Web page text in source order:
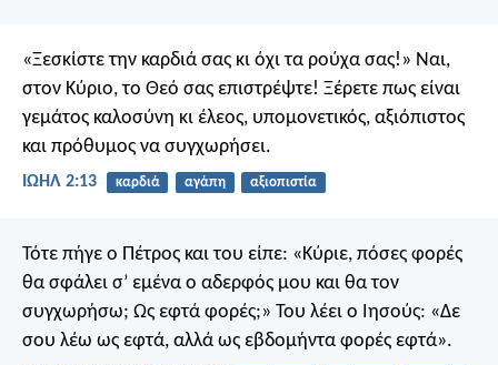
«Ξεσκίστε την καρδιά σας κι όχι τα ρούχα σας!» Ναι,
στον Κύριο, το Θεό σας επιστρέψτε! Ξέρετε πως είναι
γεμάτος καλοσύνη κι έλεος, υπομονετικός, αξιόπιστος
και πρόθυμος να συγχωρήσει.
ΙΩΗΛ 2:13 καρδιά αγάπη αξιοπιστία
Τότε πήγε ο Πέτρος και του είπε: «Κύριε, πόσες φορές
θα σφάλει σ’ εμένα ο αδερφός μου και θα τον
συγχωρήσω; Ως εφτά φορές;» Του λέει ο Ιησούς: «Δε
σου λέω ως εφτά, αλλά ως εβδομήντα φορές εφτά».